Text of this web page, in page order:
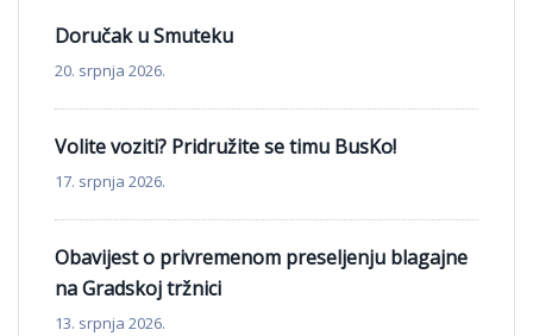
Doručak u Smuteku
20. srpnja 2026.
Volite voziti? Pridružite se timu BusKo!
17. srpnja 2026.
Obavijest o privremenom preseljenju blagajne
na Gradskoj tržnici
13. srpnja 2026.